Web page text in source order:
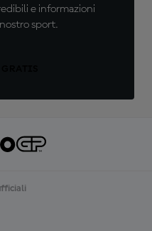
e informazioni
sport.